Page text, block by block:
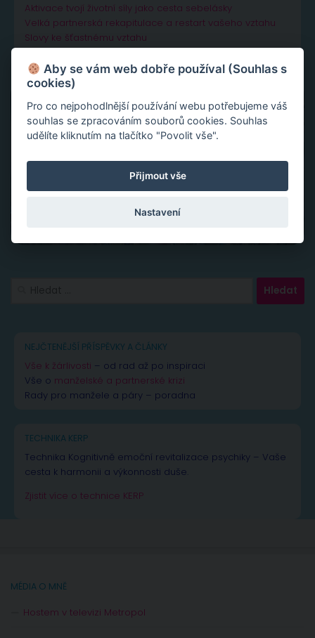
Aktivace tvojí životní síly jako cesta sebelásky
Velká partnerská rekapitulace a restart vašeho vztahu
Slovy ke šťastnému vztahu
NEJČTENĚJŠÍ PŘÍSPĚVKY A ČLÁNKY
Vše k žárlivosti – od rad až po inspiraci
Vše o manželské a partnerské krizi
Rady pro manžele a páry – poradna
TECHNIKA KERP
Technika Kognitivně emoční revitalizace psychiky – Vaše
cesta k harmonii a výkonnosti duše.
Zjistit více o technice KERP
MÉDIA O MNĚ
Hostem v televizi Metropol
Aby se vám web dobře používal (Souhlas s
cookies)
Pro co nejpohodlnější používání webu potřebujeme váš
souhlas se zpracováním souborů cookies. Souhlas
udělíte kliknutím na tlačítko "Povolit vše".
Přijmout vše
Nastavení